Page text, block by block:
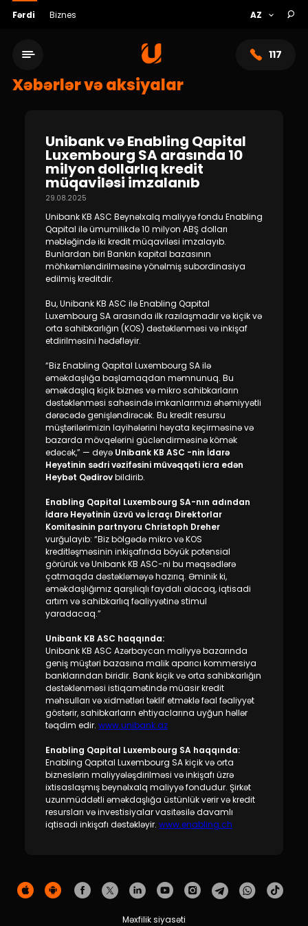
Fərdi Biznes
117
Xidmət şəbəkəsi
Dayanıqlılıq
Tariflər
İnsan Resursları
Əlaqə və təkliflər
Xəbərlər və aksiyalar
Unibank və Enabling Qapital
Luxembourg SA arasında 10
milyon dollarlıq kredit
müqaviləsi imzalanıb
29.08.2025
Unibank KB ASC Beynəlxalq maliyyə fondu Enabling
Qapital ilə ümumilikdə 10 milyon ABŞ dolları
məbləğində iki kredit müqaviləsi imzalayıb.
Bunlardan biri Bankın kapital bazasının
möhkəmləndirilməsinə yönəlmiş subordinasiya
edilmiş kreditdir.
Bu, Unibank KB ASC ilə Enabling Qapital
Luxembourg SA arasında ilk razılaşmadır və kiçik və
orta sahibkarlığın (KOS) dəstəklənməsi və inkişaf
etdirilməsini hədəfləyir.
“Biz Enabling Qapital Luxembourg SA ilə
əməkdaşlığa başlamaqdan məmnunuq. Bu
əməkdaşlıq kiçik biznes və mikro sahibkarların
dəstəklənməsi sahəsində imkanlarımızı əhəmiyyətli
dərəcədə genişləndirəcək. Bu kredit resursu
müştərilərimizin layihələrini həyata keçirməsinə və
bazarda mövqelərini gücləndirməsinə kömək
edəcək,” — deyə Unibank KB ASC -nin İdarə
Heyətinin sədri vəzifəsini müvəqqəti icra edən
Heybət Qədirovbildirib.
Enabling Qapital Luxembourg SA-nın adından
İdarə Heyətinin üzvü və İcraçı Direktorlar
Komitəsinin partnyoru Christoph Dreher
vurğulayıb: “Biz bölgədə mikro və KOS
kreditləşməsinin inkişafında böyük potensial
görürük və Unibank KB ASC-ni bu məqsədlərə
çatmaqda dəstəkləməyə hazırıq. Əminik ki,
əməkdaşlığımız qarşılıqlı faydalı olacaq, iqtisadi
artım və sahibkarlıq fəaliyyətinə stimul
yaradacaq.”
Unibank KB ASC haqqında:
Unibank KB ASC Azərbaycan maliyyə bazarında
geniş müştəri bazasına malik aparıcı kommersiya
banklarından biridir. Bank kiçik və orta sahibkarlığın
dəstəklənməsi istiqamətində müasir kredit
məhsulları və xidmətləri təklif etməklə fəal fəaliyyət
göstərir, sahibkarların ehtiyaclarına uyğun həllər
təqdim edir. www.unibank.az
Enabling Qapital Luxembourg SA haqqında:
Enabling Qapital Luxembourg SA kiçik və orta
bizneslərin maliyyələşdirilməsi və inkişafı üzrə
ixtisaslaşmış beynəlxalq maliyyə fondudur. Şirkət
uzunmüddətli əməkdaşlığa üstünlük verir və kredit
resursları və investisiyalar vasitəsilə davamlı
iqtisadi inkişafı dəstəkləyir. www.enabling.ch
Məxfilik siyasəti